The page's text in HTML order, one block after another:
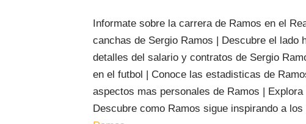
Informate sobre la carrera de Ramos en el
canchas de Sergio Ramos | Descubre el lado
detalles del salario y contratos de Sergio
en el futbol | Conoce las estadisticas de
aspectos mas personales de Ramos |
Descubre como Ramos sigue inspirando a